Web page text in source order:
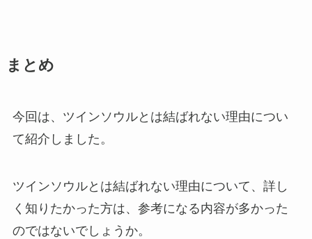
まとめ
今回は、ツインソウルとは結ばれない理由につい
て紹介しました。
ツインソウルとは結ばれない理由について、詳し
く知りたかった方は、参考になる内容が多かった
のではないでしょうか。